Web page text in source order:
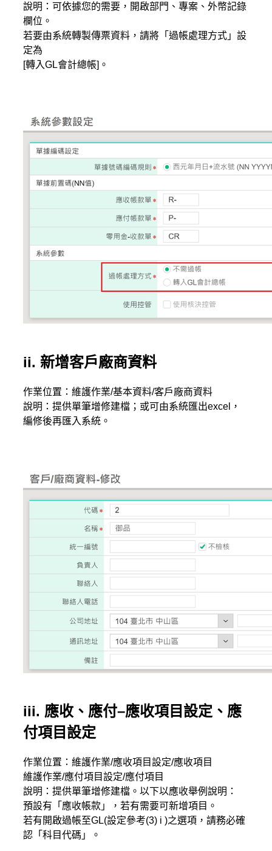
說明：可依據您的需要，開啟部門、專案、外幣記錄
欄位。
若要由系統轉製傳票資料，請將「過帳處理方式」設
定為
[轉入GL會計總帳]。
ii. 新增客戶廠商資料
作業位置：維護作業/基本資料/客戶廠商資料
說明：提供單筆增修建檔；或可由系統匯出excel，
編修後再匯入系統。
iii. 應收、應付–應收項目設定、應
付項目設定
作業位置：維護作業/應收項目設定/應收項目
維護作業/應付項目設定/應付項目
說明：提供單筆增修建檔。以下以應收舉例說明：
預設有「應收帳款」，若有需要可新增項目。
若有開啟過帳至GL(設定參考(3) i )之選項，請務必確
認「科目代碼」。